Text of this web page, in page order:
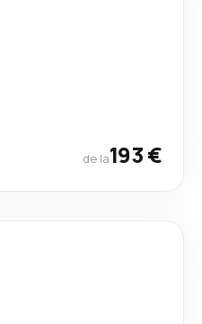
de la193 €